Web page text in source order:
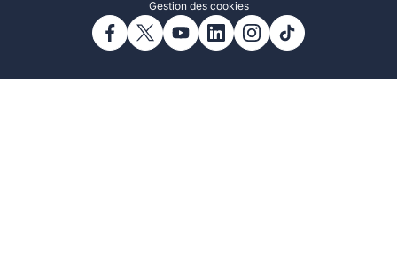
Gestion des cookies